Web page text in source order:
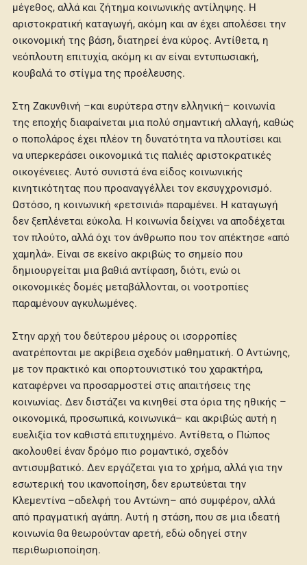
μέγεθος, αλλά και ζήτημα κοινωνικής αντίληψης. Η
αριστοκρατική καταγωγή, ακόμη και αν έχει απολέσει την
οικονομική της βάση, διατηρεί ένα κύρος. Αντίθετα, η
νεόπλουτη επιτυχία, ακόμη κι αν είναι εντυπωσιακή,
κουβαλά το στίγμα της προέλευσης.
Στη Ζακυνθινή –και ευρύτερα στην ελληνική– κοινωνία
της εποχής διαφαίνεται μια πολύ σημαντική αλλαγή, καθώς
ο ποπολάρος έχει πλέον τη δυνατότητα να πλουτίσει και
να υπερκεράσει οικονομικά τις παλιές αριστοκρατικές
οικογένειες. Αυτό συνιστά ένα είδος κοινωνικής
κινητικότητας που προαναγγέλλει τον εκσυγχρονισμό.
Ωστόσο, η κοινωνική «ρετσινιά» παραμένει. Η καταγωγή
δεν ξεπλένεται εύκολα. Η κοινωνία δείχνει να αποδέχεται
τον πλούτο, αλλά όχι τον άνθρωπο που τον απέκτησε «από
χαμηλά». Είναι σε εκείνο ακριβώς το σημείο που
δημιουργείται μια βαθιά αντίφαση, διότι, ενώ οι
οικονομικές δομές μεταβάλλονται, οι νοοτροπίες
παραμένουν αγκυλωμένες.
Στην αρχή του δεύτερου μέρους οι ισορροπίες
ανατρέπονται με ακρίβεια σχεδόν μαθηματική. Ο Αντώνης,
με τον πρακτικό και οπορτουνιστικό του χαρακτήρα,
καταφέρνει να προσαρμοστεί στις απαιτήσεις της
κοινωνίας. Δεν διστάζει να κινηθεί στα όρια της ηθικής –
οικονομικά, προσωπικά, κοινωνικά– και ακριβώς αυτή η
ευελιξία τον καθιστά επιτυχημένο. Αντίθετα, ο Πώπος
ακολουθεί έναν δρόμο πιο ρομαντικό, σχεδόν
αντισυμβατικό. Δεν εργάζεται για το χρήμα, αλλά για την
εσωτερική του ικανοποίηση, δεν ερωτεύεται την
Κλεμεντίνα –αδελφή του Αντώνη– από συμφέρον, αλλά
από πραγματική αγάπη. Αυτή η στάση, που σε μια ιδεατή
κοινωνία θα θεωρούνταν αρετή, εδώ οδηγεί στην
περιθωριοποίηση.